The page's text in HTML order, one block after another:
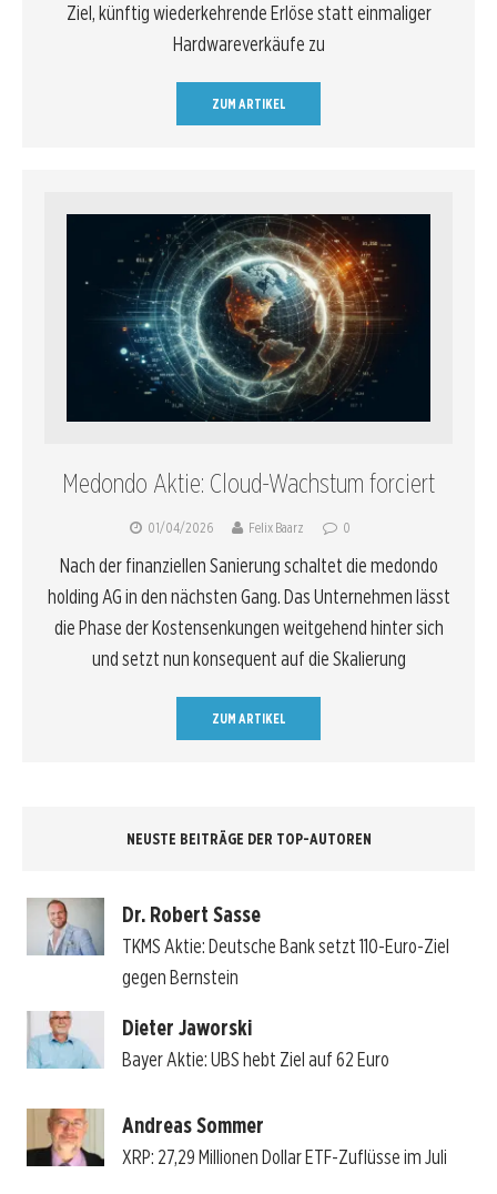
Ziel, künftig wiederkehrende Erlöse statt einmaliger
Hardwareverkäufe zu
ZUM ARTIKEL
Medondo Aktie: Cloud-Wachstum forciert
01/04/2026 Felix Baarz 0
Nach der finanziellen Sanierung schaltet die medondo
holding AG in den nächsten Gang. Das Unternehmen lässt
die Phase der Kostensenkungen weitgehend hinter sich
und setzt nun konsequent auf die Skalierung
ZUM ARTIKEL
NEUSTE BEITRÄGE DER TOP-AUTOREN
Dr. Robert Sasse
TKMS Aktie: Deutsche Bank setzt 110-Euro-Ziel
gegen Bernstein
Dieter Jaworski
Bayer Aktie: UBS hebt Ziel auf 62 Euro
Andreas Sommer
XRP: 27,29 Millionen Dollar ETF-Zuflüsse im Juli